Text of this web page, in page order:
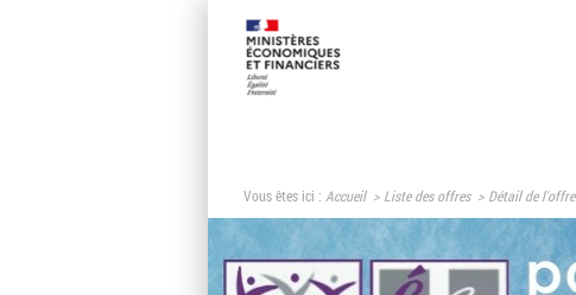
Vous êtes ici : Accueil Liste des offres Détail de l'offre